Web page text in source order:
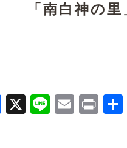
「南白神の
Facebook
X LineEmail